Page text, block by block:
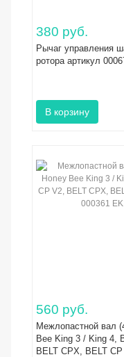
380 руб.
Рычаг управления
ротора артикул
560 руб.
Межлопастной вал
Bee King 3 / King 4,
BELT CPX, BELT